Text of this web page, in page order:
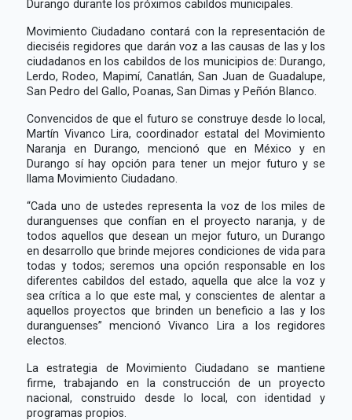
Durango durante los próximos cabildos municipales.
Movimiento Ciudadano contará con la representación de
dieciséis regidores que darán voz a las causas de las y los
ciudadanos en los cabildos de los municipios de: Durango,
Lerdo, Rodeo, Mapimí, Canatlán, San Juan de Guadalupe,
San Pedro del Gallo, Poanas, San Dimas y Peñón Blanco.
Convencidos de que el futuro se construye desde lo local,
Martín Vivanco Lira, coordinador estatal del Movimiento
Naranja en Durango, mencionó que en México y en
Durango sí hay opción para tener un mejor futuro y se
llama Movimiento Ciudadano.
“Cada uno de ustedes representa la voz de los miles de
duranguenses que confían en el proyecto naranja, y de
todos aquellos que desean un mejor futuro, un Durango
en desarrollo que brinde mejores condiciones de vida para
todas y todos; seremos una opción responsable en los
diferentes cabildos del estado, aquella que alce la voz y
sea crítica a lo que este mal, y conscientes de alentar a
aquellos proyectos que brinden un beneficio a las y los
duranguenses” mencionó Vivanco Lira a los regidores
electos.
La estrategia de Movimiento Ciudadano se mantiene
firme, trabajando en la construcción de un proyecto
nacional, construido desde lo local, con identidad y
programas propios.